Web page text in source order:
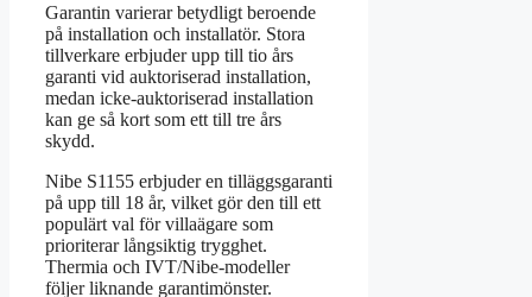
Garantin varierar betydligt beroende
på installation och installatör. Stora
tillverkare erbjuder upp till tio års
garanti vid auktoriserad installation,
medan icke-auktoriserad installation
kan ge så kort som ett till tre års
skydd.
Nibe S1155 erbjuder en tilläggsgaranti
på upp till 18 år, vilket gör den till ett
populärt val för villaägare som
prioriterar långsiktig trygghet.
Thermia och IVT/Nibe-modeller
följer liknande garantimönster.